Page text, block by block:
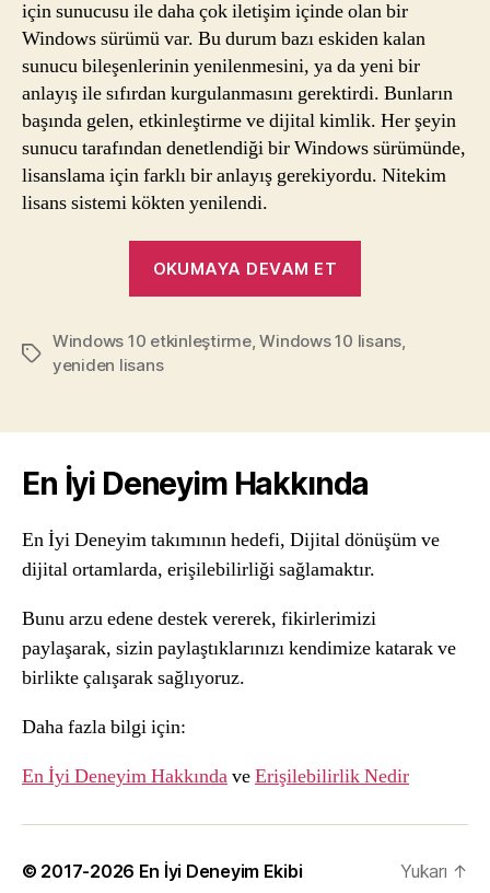
için sunucusu ile daha çok iletişim içinde olan bir
Windows sürümü var. Bu durum bazı eskiden kalan
sunucu bileşenlerinin yenilenmesini, ya da yeni bir
anlayış ile sıfırdan kurgulanmasını gerektirdi. Bunların
başında gelen, etkinleştirme ve dijital kimlik. Her şeyin
sunucu tarafından denetlendiği bir Windows sürümünde,
lisanslama için farklı bir anlayış gerekiyordu. Nitekim
lisans sistemi kökten yenilendi.
OKUMAYA DEVAM ET
bilmecesi”
Etiketler
Windows 10 etkinleştirme,Windows 10 lisans,
yeniden lisans
En İyi Deneyim Hakkında
En İyi Deneyim takımının hedefi, Dijital dönüşüm ve
dijital ortamlarda, erişilebilirliği sağlamaktır.
Bunu arzu edene destek vererek, fikirlerimizi
paylaşarak, sizin paylaştıklarınızı kendimize katarak ve
birlikte çalışarak sağlıyoruz.
Daha fazla bilgi için:
En İyi Deneyim HakkındaveErişilebilirlik Nedir
© 2017-2026 En İyi Deneyim Ekibi Yukarı ↑